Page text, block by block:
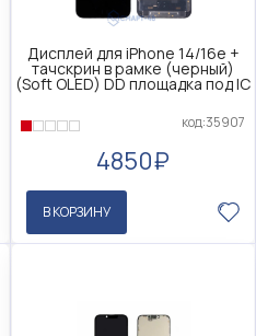
Дисплей для iPhone 14/16e +
тачскрин в рамке (черный)
(Soft OLED) DD площадка под IC
код:35907
4850₽
В КОРЗИНУ